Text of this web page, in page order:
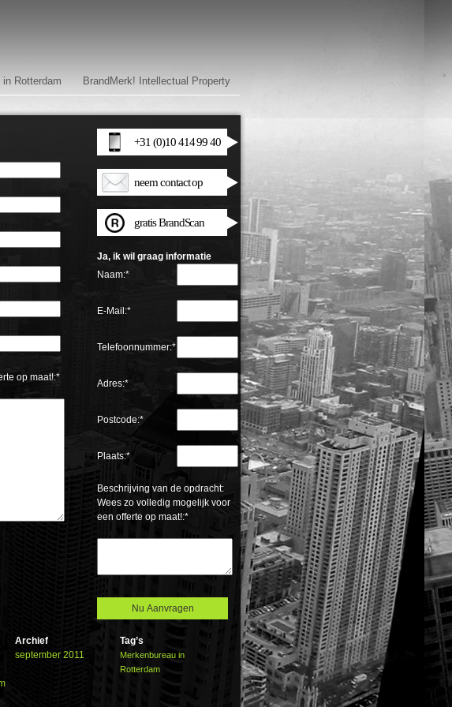
in Rotterdam BrandMerk! Intellectual Property
op maat!:*
+31 (0)10 414 99 40
neem contact op
gratis BrandScan
Ja, ik wil graag informatie
Naam:*
E-Mail:*
Telefoonnummer:*
Adres:*
Postcode:*
Plaats:*
Beschrijving van de opdracht:
Wees zo volledig mogelijk voor
een offerte op maat!:*
Archief
september 2011
Tag’s
Merkenbureau in
Rotterdam